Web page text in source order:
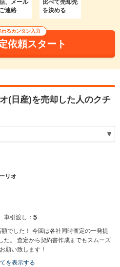
、メール
連絡
比べて売却先
を決める
るカンタン入力
依頼スタート
(日産)を売却した人のクチ
リオ
車引渡し： 5
でした！ 今回は各社同時査定の一発提
た。 査定から契約書作成までもスムーズ
願い致します！
を表示する